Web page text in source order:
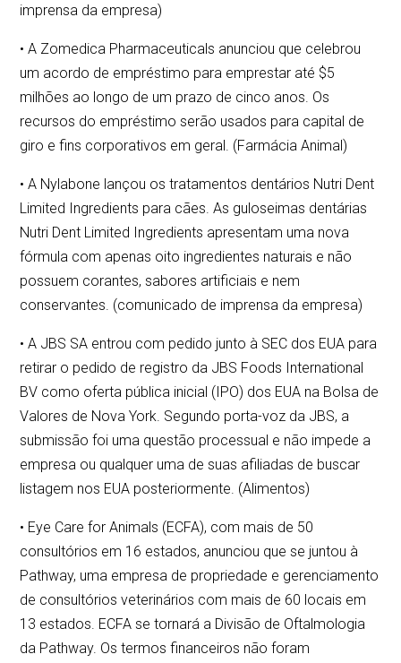
imprensa da empresa)
• A Zomedica Pharmaceuticals anunciou que celebrou
um acordo de empréstimo para emprestar até $5
milhões ao longo de um prazo de cinco anos. Os
recursos do empréstimo serão usados para capital de
giro e fins corporativos em geral. (Farmácia Animal)
• A Nylabone lançou os tratamentos dentários Nutri Dent
Limited Ingredients para cães. As guloseimas dentárias
Nutri Dent Limited Ingredients apresentam uma nova
fórmula com apenas oito ingredientes naturais e não
possuem corantes, sabores artificiais e nem
conservantes. (comunicado de imprensa da empresa)
• A JBS SA entrou com pedido junto à SEC dos EUA para
retirar o pedido de registro da JBS Foods International
BV como oferta pública inicial (IPO) dos EUA na Bolsa de
Valores de Nova York. Segundo porta-voz da JBS, a
submissão foi uma questão processual e não impede a
empresa ou qualquer uma de suas afiliadas de buscar
listagem nos EUA posteriormente. (Alimentos)
• Eye Care for Animals (ECFA), com mais de 50
consultórios em 16 estados, anunciou que se juntou à
Pathway, uma empresa de propriedade e gerenciamento
de consultórios veterinários com mais de 60 locais em
13 estados. ECFA se tornará a Divisão de Oftalmologia
da Pathway. Os termos financeiros não foram